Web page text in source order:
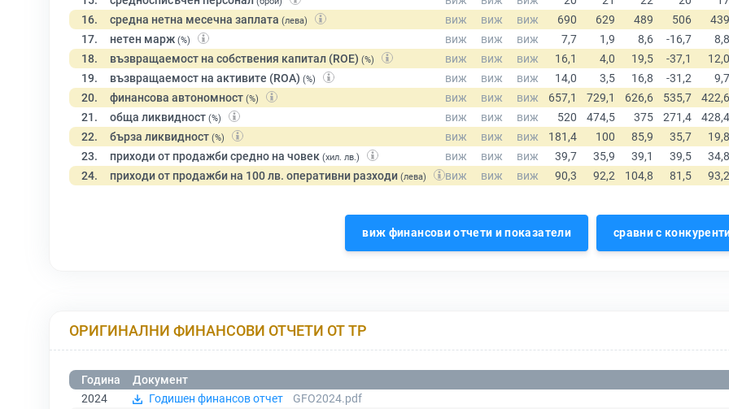
16. средна нетна месечна заплата (лева)
17. нетен марж (%)
18. възвращаемост на собствения капитал (ROE) (%)
19. възвращаемост на активите (ROA) (%)
20. финансова автономност (%)
21. обща ликвидност (%)
22. бърза ликвидност (%)
23. приходи от продажби средно на човек (хил. лв.)
24. приходи от продажби на 100 лв. оперативни разходи (лева)
виж финансови отчети и показатели сравни с
ОРИГИНАЛНИ ФИНАНСОВИ ОТЧЕТИ ОТ ТР
Година
Документ
2024
Годишен финансов отчет
GFO2024.pdf